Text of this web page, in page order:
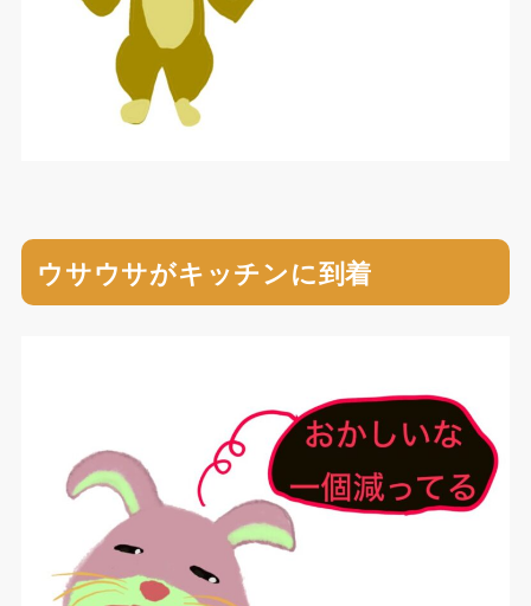
ウサウサがキッチンに到着